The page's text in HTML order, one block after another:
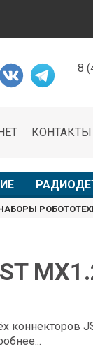
8
КОНТАКТЫ
коннекторов